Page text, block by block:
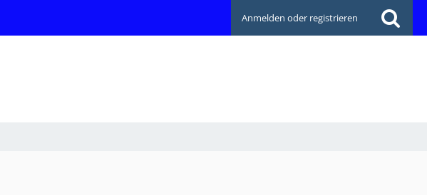
Anmelden oder registrieren